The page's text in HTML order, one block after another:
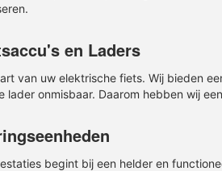
Line CX
Prijs incl BTW
Bosch Motor Active Line
(BDU350) (BES2)
Op voorraad, 5+ direct
's en Laders
van uw elektrische fiets. Wij bieden
lader onmisbaar. Daarom hebben wij
begint bij een helder en